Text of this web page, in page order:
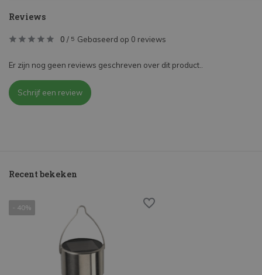
Reviews
0 / 5 Gebaseerd op 0 reviews
Er zijn nog geen reviews geschreven over dit product..
Schrijf een review
Recent bekeken
- 40%